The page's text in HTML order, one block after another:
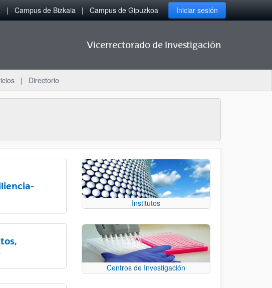
Campus de Bizkaia Campus de Gipuzkoa Iniciar sesión
Vicerrectorado de Investigación
Directorio
Institutos
Centros de Investigación